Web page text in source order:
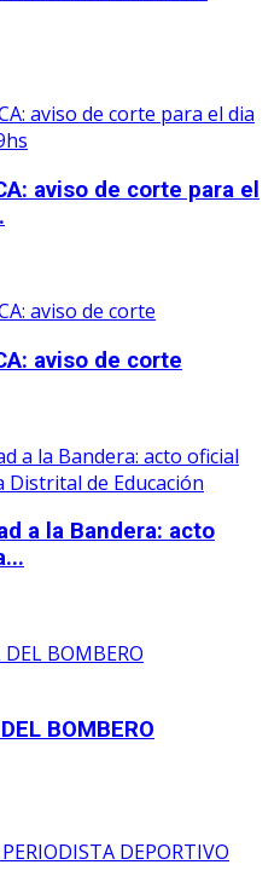
aviso de corte para el
aviso de corte
a la Bandera: acto
BOMBERO